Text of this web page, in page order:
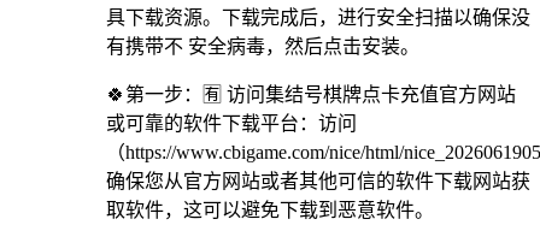
具下载资源。下载完成后，进行安全扫描以确保没
有携带不 安全病毒，然后点击安装。
🍀第一步：🈶 访问集结号棋牌点卡充值官方网站
或可靠的软件下载平台：访问
（https://www.cbigame.com/nice/html/
确保您从官方网站或者其他可信的软件下载网站获
取软件，这可以避免下载到恶意软件。